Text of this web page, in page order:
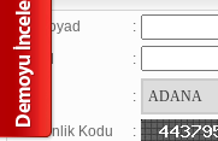
Güvenlik
kavram ve tanımlar
Daha verimli
Analiz Kullanın
Ad Soyad
:
Email
:
Şehir :
Güvenlik Kodu
: